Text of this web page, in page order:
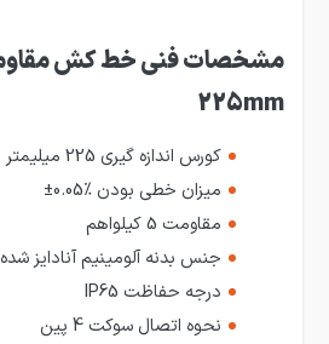
225mm
کورس اندازه گیری 225 میلیمتر
میزان خطی بودن%0.05±
مقاومت 5 کیلواهم
جنس بدنه آلومینیم آنادایز شده
درجه حفاظت IP65
نحوه اتصال سوکت 4 پین